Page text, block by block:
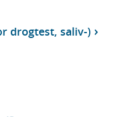
drogtest, saliv-)